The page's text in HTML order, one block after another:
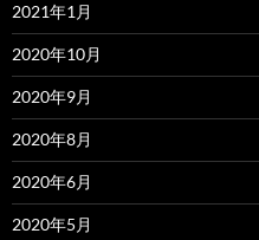
2021年1月
2020年10月
2020年9月
2020年8月
2020年6月
2020年5月